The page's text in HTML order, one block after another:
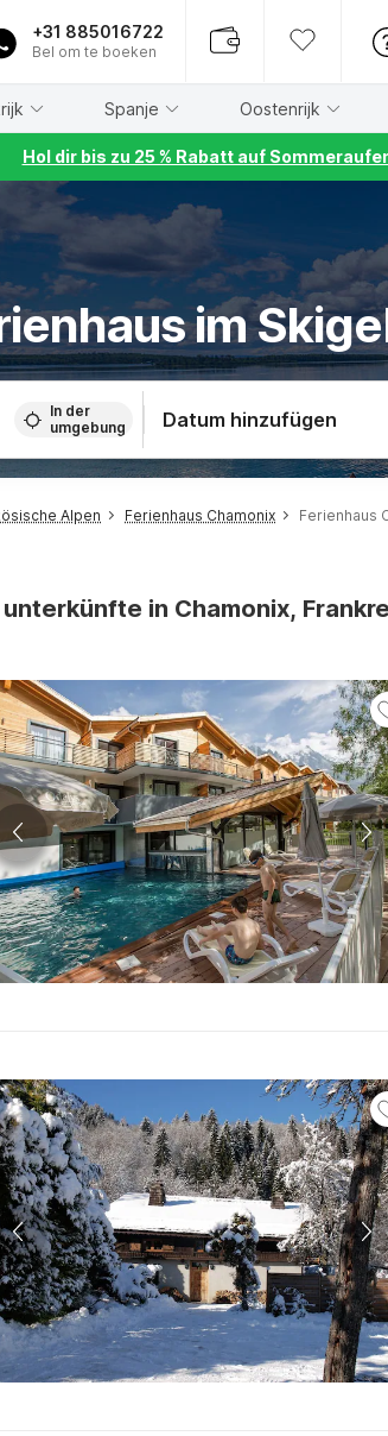
+31 885016722
Bel om te boeken
Spanje Oostenrijk
Hol dir bis zu 25 % Rabatt auf
im
In der
umgebung
Datum hinzufügen
Alpen Ferienhaus Chamonix Ferienhaus
in Chamonix,